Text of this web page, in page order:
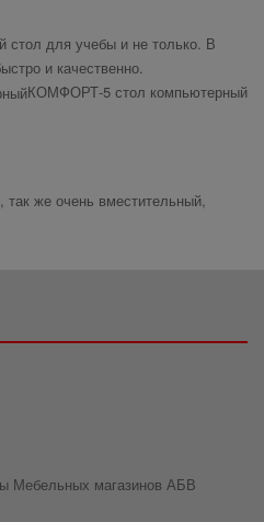
стол для учебы и не только. В
и качественно.
КОМФОРТ-5 стол компьютерный
же очень вместительный,
Мебельных магазинов АБВ